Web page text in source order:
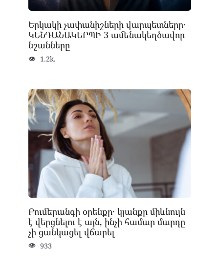
Երկակի չափանիշների վարպետները․
ԿԵՆԴԱՆԱԿԵՐՊԻ 3 ամենակեղծավոր
նշանները
1.2k.
Բումերանգի օրենքը․ կյանքը միևնույն
է վերցնելու է այն, ինչի համար մարդը
չի ցանկացել վճարել
933